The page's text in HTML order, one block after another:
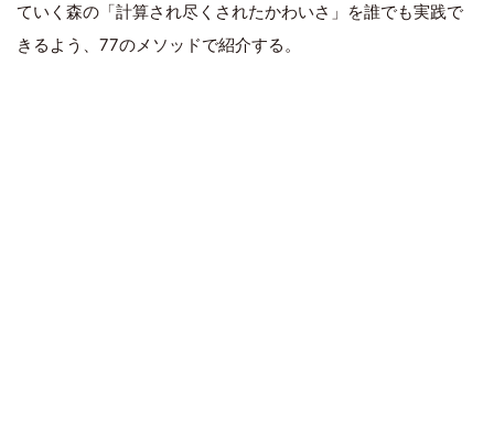
ていく森の「計算され尽くされたかわいさ」を誰でも実践で
きるよう、77のメソッドで紹介する。